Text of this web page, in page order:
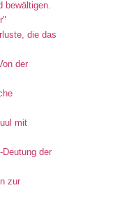
bewältigen.
die das
der
mit
der
zur